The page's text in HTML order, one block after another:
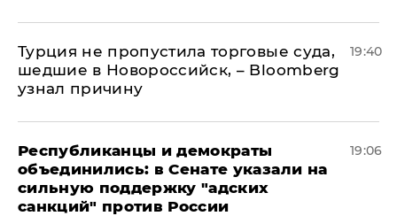
Турция не пропустила торговые суда,
шедшие в Новороссийск, – Bloomberg
узнал причину
19:40
Республиканцы и демократы
объединились: в Сенате указали на
сильную поддержку "адских
санкций" против России
19:06